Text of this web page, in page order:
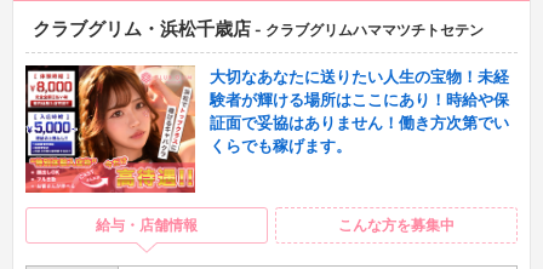
クラブグリム・浜松千歳店 - クラブグリムハママツチトセテン
大切なあなたに送りたい人生の宝物！未経
験者が輝ける場所はここにあり！時給や保
証面で妥協はありません！働き方次第でい
くらでも稼げます。
給与・店舗情報 こんな方を募集中